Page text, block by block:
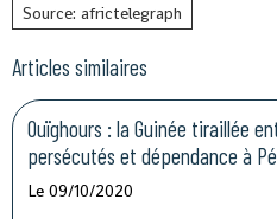
Source: africtelegraph
Articles similaires
Ouïghours : la Guinée tiraillée
persécutés et dépendance à
Le 09/10/2020